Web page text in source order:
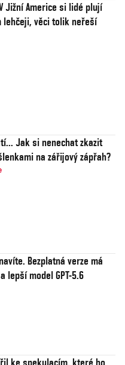
Jižní Americe si lidé plují
lehčeji, věci tolik neřeší
Jak si nenechat zkazit
na zářijový zápřah?
Bezplatná verze má
lepší model GPT-5.6